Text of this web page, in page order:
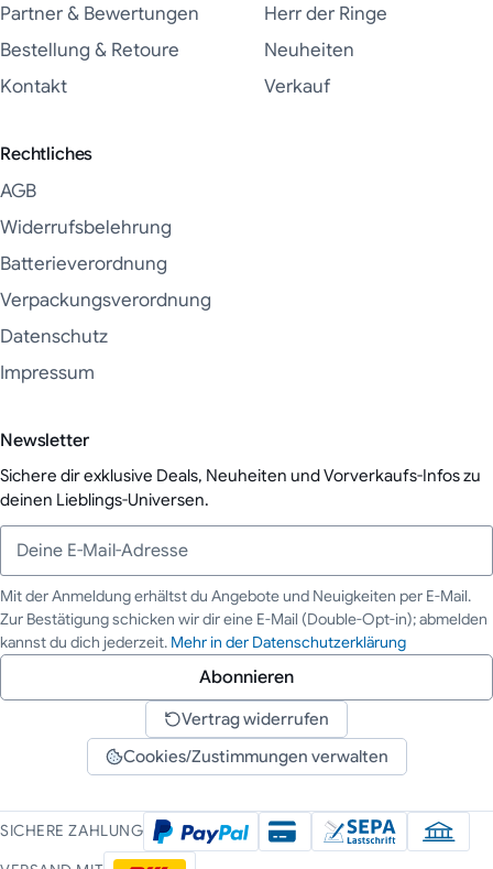
Partner & Bewertungen
Bestellung & Retoure
Kontakt
Herr der Ringe
Neuheiten
Verkauf
Rechtliches
AGB
Widerrufsbelehrung
Batterieverordnung
Verpackungsverordnung
Datenschutz
Impressum
Newsletter
Sichere dir exklusive Deals, Neuheiten und Vorverkaufs-Infos zu
deinen Lieblings-Universen.
Deine E-Mail-Adresse
Mit der Anmeldung erhältst du Angebote und Neuigkeiten per E-Mail.
Zur Bestätigung schicken wir dir eine E-Mail (Double-Opt-in); abmelden
kannst du dich jederzeit. Mehr in der Datenschutzerklärung
Abonnieren
Vertrag widerrufen
Cookies/Zustimmungen verwalten
SICHERE ZAHLUNG